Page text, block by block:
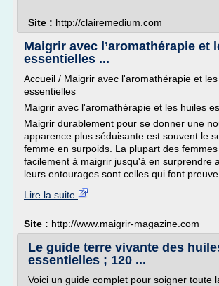
Site : http://clairemedium.com
Maigrir avec l’aromathérapie et
essentielles ...
Accueil / Maigrir avec l'aromathérapie et
essentielles
Maigrir avec l'aromathérapie et les huiles
Maigrir durablement pour se donner une
apparence plus séduisante est souvent le
femme en surpoids. La plupart des
facilement à maigrir jusqu'à en surprendre
leurs entourages sont celles qui font preuve
Lire la suite
Site : http://www.maigrir-magazine.com
Le guide terre vivante des
essentielles ; 120 ...
Voici un guide complet pour soigner toute